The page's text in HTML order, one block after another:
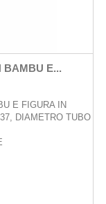
BAMBU E...
E FIGURA IN
DIAMETRO TUBO